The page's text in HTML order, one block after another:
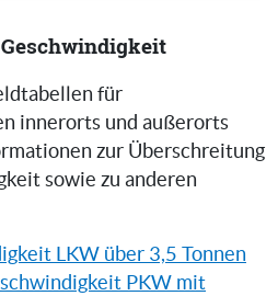
für
innerorts und außerorts
zur Überschreitung
sowie zu anderen
LKW über 3,5 Tonnen
PKW mit